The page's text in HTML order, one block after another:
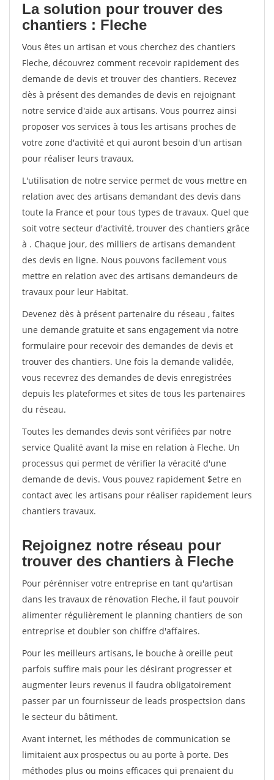
La solution pour trouver des
chantiers : Fleche
Vous êtes un artisan et vous cherchez des chantiers
Fleche, découvrez comment recevoir rapidement des
demande de devis et trouver des chantiers. Recevez
dès à présent des demandes de devis en rejoignant
notre service d'aide aux artisans. Vous pourrez ainsi
proposer vos services à tous les artisans proches de
votre zone d'activité et qui auront besoin d'un artisan
pour réaliser leurs travaux.
L'utilisation de notre service permet de vous mettre en
relation avec des artisans demandant des devis dans
toute la France et pour tous types de travaux. Quel que
soit votre secteur d'activité, trouver des chantiers grâce
à . Chaque jour, des milliers de artisans demandent
des devis en ligne. Nous pouvons facilement vous
mettre en relation avec des artisans demandeurs de
travaux pour leur Habitat.
Devenez dès à présent partenaire du réseau , faites
une demande gratuite et sans engagement via notre
formulaire pour recevoir des demandes de devis et
trouver des chantiers. Une fois la demande validée,
vous recevrez des demandes de devis enregistrées
depuis les plateformes et sites de tous les partenaires
du réseau.
Toutes les demandes devis sont vérifiées par notre
service Qualité avant la mise en relation à Fleche. Un
processus qui permet de vérifier la véracité d'une
demande de devis. Vous pouvez rapidement $etre en
contact avec les artisans pour réaliser rapidement leurs
chantiers travaux.
Rejoignez notre réseau pour
trouver des chantiers à Fleche
Pour pérénniser votre entreprise en tant qu'artisan
dans les travaux de rénovation Fleche, il faut pouvoir
alimenter régulièrement le planning chantiers de son
entreprise et doubler son chiffre d'affaires.
Pour les meilleurs artisans, le bouche à oreille peut
parfois suffire mais pour les désirant progresser et
augmenter leurs revenus il faudra obligatoirement
passer par un fournisseur de leads prospectsion dans
le secteur du bâtiment.
Avant internet, les méthodes de communication se
limitaient aux prospectus ou au porte à porte. Des
méthodes plus ou moins efficaces qui prenaient du